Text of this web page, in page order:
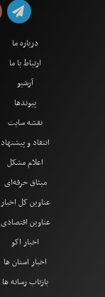
درباره ما
ارتباط با ما
آرشیو
پیوندها
نقشه سایت
انتقاد و پیشنهاد
اعلام مشکل
میثاق حرفه‌ای
عناوین کل اخبار
عناوین اقتصادی
اخبار اکو
اخبار استان ها
بازتاب رسانه ها